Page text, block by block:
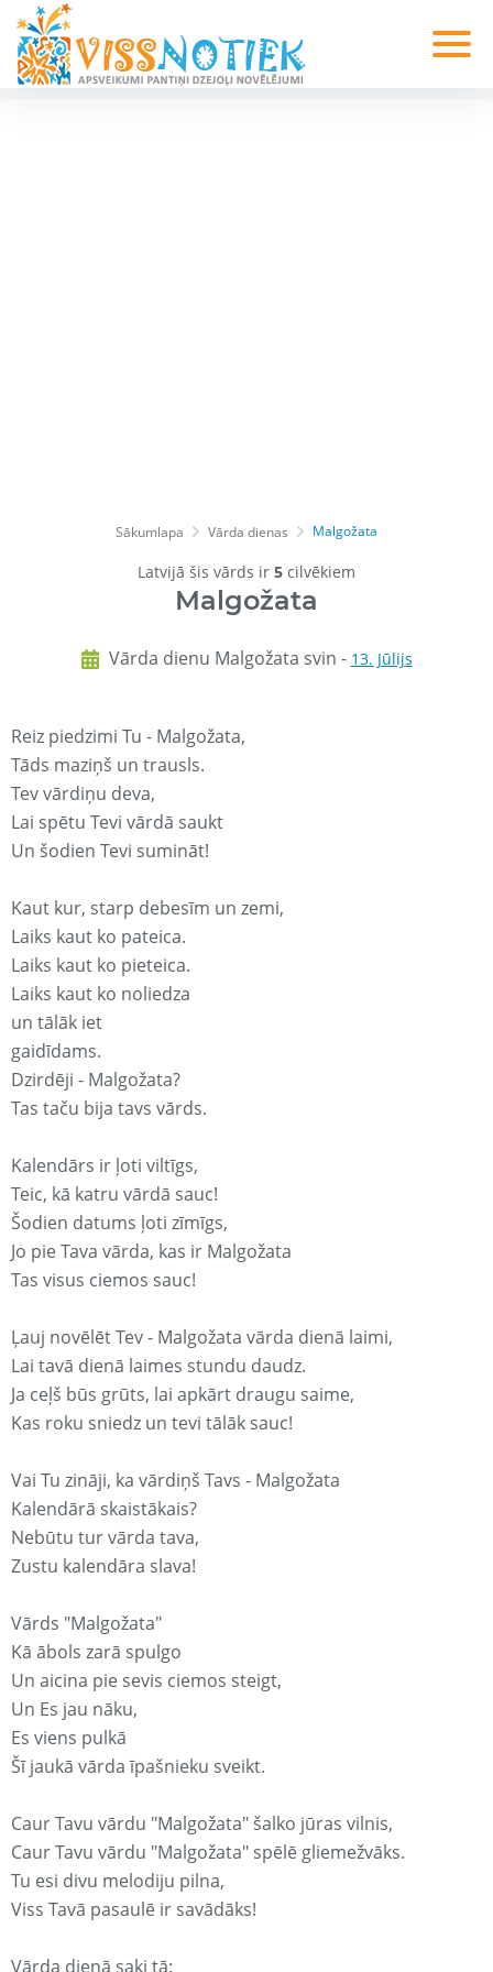
Sākumlapa Vārda dienas Malgožata
Latvijā šis vārds ir 5 cilvēkiem
Malgožata
Vārda dienu Malgožata svin - 13. Jūlijs
Reiz piedzimi Tu - Malgožata,
Tāds maziņš un trausls.
Tev vārdiņu deva,
Lai spētu Tevi vārdā saukt
Un šodien Tevi sumināt!
Kaut kur, starp debesīm un zemi,
Laiks kaut ko pateica.
Laiks kaut ko pieteica.
Laiks kaut ko noliedza
un tālāk iet
gaidīdams.
Dzirdēji - Malgožata?
Tas taču bija tavs vārds.
Kalendārs ir ļoti viltīgs,
Teic, kā katru vārdā sauc!
Šodien datums ļoti zīmīgs,
Jo pie Tava vārda, kas ir Malgožata
Tas visus ciemos sauc!
Ļauj novēlēt Tev - Malgožata vārda dienā laimi,
Lai tavā dienā laimes stundu daudz.
Ja ceļš būs grūts, lai apkārt draugu saime,
Kas roku sniedz un tevi tālāk sauc!
Vai Tu zināji, ka vārdiņš Tavs - Malgožata
Kalendārā skaistākais?
Nebūtu tur vārda tava,
Zustu kalendāra slava!
Vārds "Malgožata"
Kā ābols zarā spulgo
Un aicina pie sevis ciemos steigt,
Un Es jau nāku,
Es viens pulkā
Šī jaukā vārda īpašnieku sveikt.
Caur Tavu vārdu "Malgožata" šalko jūras vilnis,
Caur Tavu vārdu "Malgožata" spēlē gliemežvāks.
Tu esi divu melodiju pilna,
Viss Tavā pasaulē ir savādāks!
Vārda dienā saki tā: